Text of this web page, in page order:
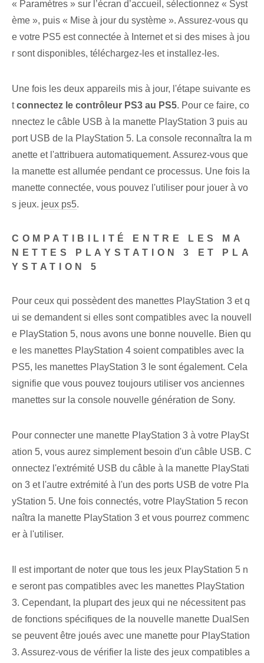
« Paramètres » sur l’écran d’accueil, sélectionnez « Syst
ème », puis « Mise à jour du système ». Assurez-vous qu
e votre PS5 est connectée à Internet et si des mises à jou
r sont disponibles, téléchargez-les et installez-les.
Une fois les deux appareils mis à jour, l'étape suivante es
tconnectez le contrôleur ‌PS3‍ au ⁢PS5. Pour ce faire, co
nnectez le câble USB à la manette PlayStation 3 puis au
port USB de la PlayStation 5. La console reconnaîtra la m
anette et l'attribuera automatiquement. Assurez-vous que
la manette est allumée pendant ce processus. Une fois la
manette connectée, vous pouvez l'utiliser pour jouer à vo
s jeux. jeux ps5.
COMPATIBILITÉ ENTRE LES MA
NETTES PLAYSTATION 3 ET PLA
YSTATION 5
Pour ceux qui possèdent des manettes PlayStation 3 et q
ui se demandent si elles sont compatibles avec la nouvell
e PlayStation 5, nous avons une bonne nouvelle. Bien qu
e les manettes PlayStation 4 soient compatibles avec la
PS5, les manettes PlayStation 3 le sont également. Cela
signifie que vous pouvez toujours utiliser vos anciennes
manettes sur la console nouvelle génération de Sony.
Pour connecter une manette PlayStation 3 à votre PlaySt
ation 5, vous aurez simplement besoin d'un câble USB. C
onnectez l'extrémité USB du câble à la manette PlayStati
on 3 et l'autre extrémité à l'un des ports USB de votre Pla
yStation 5. Une fois connectés, votre PlayStation 5 recon
naîtra la manette PlayStation 3 et vous pourrez commenc
er à l'utiliser.
Il est important de noter que tous les jeux PlayStation 5 n
e seront pas compatibles avec les manettes PlayStation
3. Cependant, la plupart des jeux qui ne nécessitent pas
de fonctions spécifiques de la nouvelle manette DualSen
se peuvent être joués avec une manette pour PlayStation
3.‌ Assurez-vous‌ de vérifier la liste des jeux compatibles a